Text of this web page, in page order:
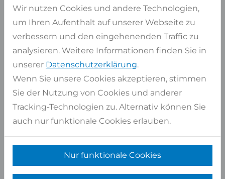
Oberfläche poliert
Lagerbestand
30,07 qm
Ähnliche Materialien
FÜR STREAM WHITE
Wir nutzen Cookies und andere Technologien,
um Ihren Aufenthalt auf unserer Webseite zu
verbessern und den eingehenenden Traffic zu
analysieren. Weitere Informationen finden Sie in
unserer Datenschutzerklärung.
Wenn Sie unsere Cookies akzeptieren, stimmen
Sie der Nutzung von Cookies und anderer
Tracking-Technologien zu. Alternativ können Sie
auch nur funktionale Cookies erlauben.
Nur funktionale Cookies